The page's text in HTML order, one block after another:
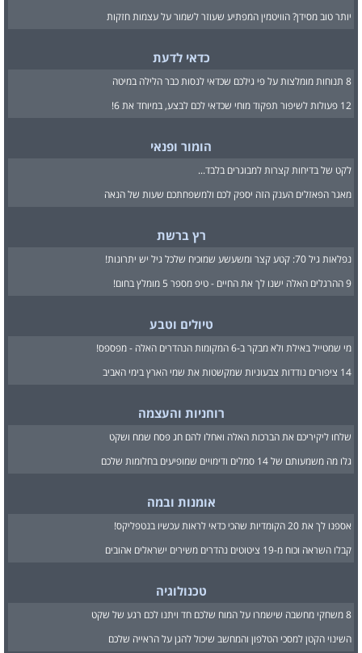
יותר טוב מסידן? הוויטמין המפתיע שעוזר לשמור על עצמות חזקות
כדאי לדעת
8 תנוחות מומלצות על פי גילכם שכדאי לנסות כבר הלילה במיטה
12 פעולות לשיפור תפקוד מוחי שכדאי לכם לבצע, במיוחד את 6!
הומור ופנאי
לקט של בדיחות קצרות למבוגרים בלבד...
מאגר הפאזלים הענק הזה יספק לכם ולמשפחתכם שעות של הנאה
רץ ברשת
נפלאות גיל 70: קטע קצר ומשעשע שמוכיח שלכל גיל יש יתרונות!
9 ההרגלים האלה ישנו לך את החיים - טיפ מספר 5 מומלץ בחום!
טיולים וטבע
מי שמטייל באילת ולא מבקר ב-6 המקומות הנהדרים האלה - מפספס!
14 ציפורים נודדות צבעוניות שמקשטות את שמי הארץ בימי האביב
רוחניות והעצמה
שלחו ליקיריכם את הברכות האלה ואחלו להם חג פסח שמח ושקט
גלו מה משמעותם של 14 סמלים ודימויים שמופיעים בחלומות שלכם
אומנות ובמה
אספנו לך את 20 הקומדיות שהכי כדאי לראות עכשיו בנטפליקס!
קבלו השראה וכוח מ-19 ציטוטים נהדרים משירים ישראלים אהובים
טכנולוגיה
8 משחקי מחשבה שישמרו על המוח שלכם חד ויתנו לכם רגע של שקט
השינוי הקטן למסכי הטלפון והמחשב שיכול להגן על הראייה שלכם